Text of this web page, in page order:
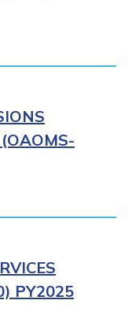
PY2025